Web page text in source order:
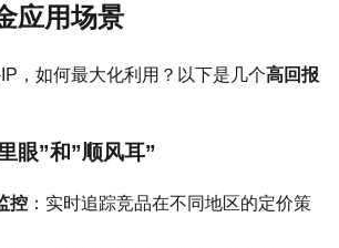
应用场景
，如何最大化利用？以下是几个高回报
眼”和”顺风耳”
控 ：实时追踪竞品在不同地区的定价策